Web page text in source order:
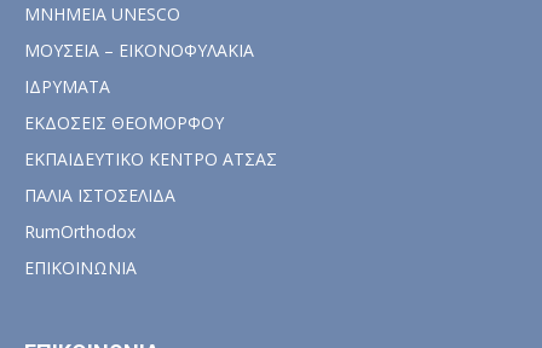
ΜΝΗΜΕΙΑ UNESCO
ΜΟΥΣΕΙΑ – ΕΙΚΟΝΟΦΥΛΑΚΙΑ
ΙΔΡΥΜΑΤΑ
ΕΚΔΟΣΕΙΣ ΘΕΟΜΟΡΦΟΥ
ΕΚΠΑΙΔΕΥΤΙΚΟ ΚΕΝΤΡΟ ΑΤΣΑΣ
ΠΑΛΙΑ ΙΣΤΟΣΕΛΙΔΑ
RumOrthodox
ΕΠΙΚΟΙΝΩΝΙΑ